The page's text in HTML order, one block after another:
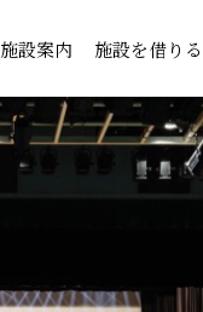
施設案内 施設を借りる